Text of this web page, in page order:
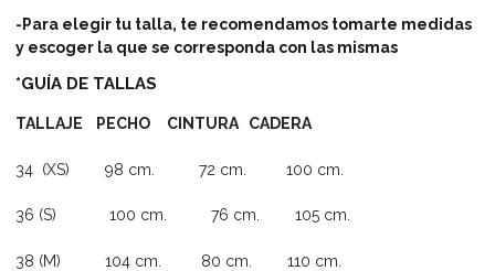
-Para elegir tu talla, te recomendamos tomarte medidas
y escoger la que se corresponda con las mismas
*GUÍA DE TALLAS
TALLAJE PECHO CINTURA CADERA
34 (XS) 98 cm. 72 cm. 100 cm.
36 (S) 100 cm. 76 cm. 105 cm.
38 (M) 104 cm. 80 cm. 110 cm.